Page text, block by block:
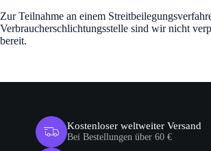
Zur Teilnahme an einem
Verbraucherschlichtungsstelle sind wir nicht
bereit.
Kostenloser weltweiter Versand
Bei Bestellungen über 60 €